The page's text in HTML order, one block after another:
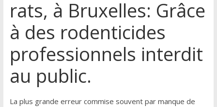
rats, à Bruxelles: Grâce
à des rodenticides
professionnels interdit
au public.
La plus grande erreur commise souvent par manque de